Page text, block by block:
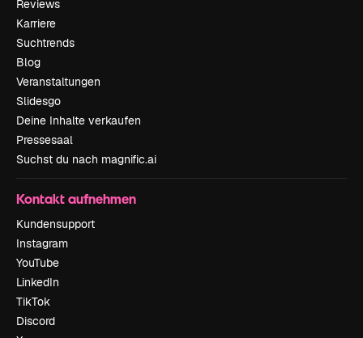
Reviews
Karriere
Suchtrends
Blog
Veranstaltungen
Slidesgo
Deine Inhalte verkaufen
Pressesaal
Suchst du nach magnific.ai
Kontakt aufnehmen
Kundensupport
Instagram
YouTube
LinkedIn
TikTok
Discord